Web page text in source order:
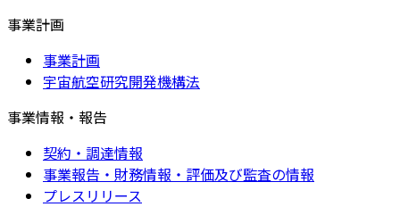
事業計画
事業計画
宇宙航空研究開発機構法
事業情報・報告
契約・調達情報
事業報告・財務情報・評価及び監査の情報
プレスリリース